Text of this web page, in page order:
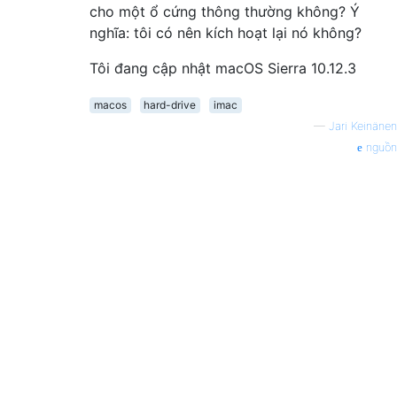
cho một ổ cứng thông thường không? Ý
nghĩa: tôi có nên kích hoạt lại nó không?
Tôi đang cập nhật macOS Sierra 10.12.3
macos hard-drive
imac
— Jari Keinänen
nguồn